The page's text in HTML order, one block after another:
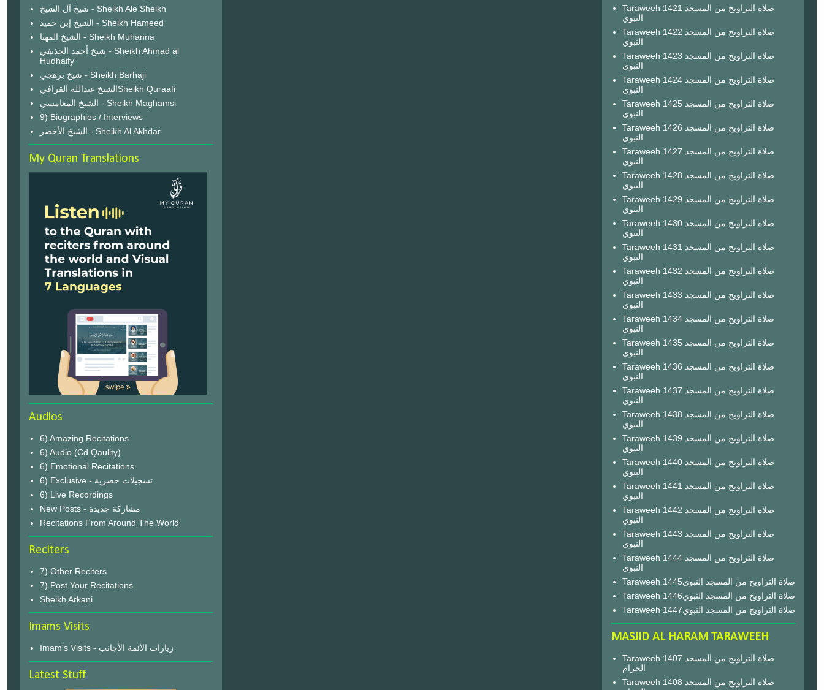
شيخ آل الشيخ - Sheikh Ale Sheikh
الشيخ إبن حميد - Sheikh Hameed
الشيخ المهنا - Sheikh Muhanna
شيخ أحمد الحذيفي - Sheikh Ahmad al
Hudhaify
شيخ برهجي - Sheikh Barhaji
الشيخ عبدالله القرافيSheikh Quraafi
الشيخ المغامسي - Sheikh Maghamsi
9) Biographies / Interviews
الشيخ الأخضر - Sheikh Al Akhdar
My Quran Translations
Audios
6) Amazing Recitations
6) Audio (Cd Qaulity)
6) Emotional Recitations
6) Exclusive - تسجيلات حصرية
6) Live Recordings
New Posts - مشاركة جديدة
Recitations From Around The World
Reciters
7) Other Reciters
7) Post Your Recitations
Sheikh Arkani
Imams Visits
Imam's Visits - زيارات الأئمة الأجانب
Latest Stuff
Taraweeh 1421 صلاة التراويح من المسجد
النبوي
Taraweeh 1422 صلاة التراويح من المسجد
النبوي
Taraweeh 1423 صلاة التراويح من المسجد
النبوي
Taraweeh 1424 صلاة التراويح من المسجد
النبوي
Taraweeh 1425 صلاة التراويح من المسجد
النبوي
Taraweeh 1426 صلاة التراويح من المسجد
النبوي
Taraweeh 1427 صلاة التراويح من المسجد
النبوي
Taraweeh 1428 صلاة التراويح من المسجد
النبوي
Taraweeh 1429 صلاة التراويح من المسجد
النبوي
Taraweeh 1430 صلاة التراويح من المسجد
النبوي
Taraweeh 1431 صلاة التراويح من المسجد
النبوي
Taraweeh 1432 صلاة التراويح من المسجد
النبوي
Taraweeh 1433 صلاة التراويح من المسجد
النبوي
Taraweeh 1434 صلاة التراويح من المسجد
النبوي
Taraweeh 1435 صلاة التراويح من المسجد
النبوي
Taraweeh 1436 صلاة التراويح من المسجد
النبوي
Taraweeh 1437 صلاة التراويح من المسجد
النبوي
Taraweeh 1438 صلاة التراويح من المسجد
النبوي
Taraweeh 1439 صلاة التراويح من المسجد
النبوي
Taraweeh 1440 صلاة التراويح من المسجد
النبوي
Taraweeh 1441 صلاة التراويح من المسجد
النبوي
Taraweeh 1442 صلاة التراويح من المسجد
النبوي
Taraweeh 1443 صلاة التراويح من المسجد
النبوي
Taraweeh 1444 صلاة التراويح من المسجد
النبوي
Taraweeh 1445صلاة التراويح من المسجد النبوي
Taraweeh 1446صلاة التراويح من المسجد النبوي
Taraweeh 1447صلاة التراويح من المسجد النبوي
MASJID AL HARAM TARAWEEH
Taraweeh 1407 صلاة التراويح من المسجد
الحرام
Taraweeh 1408 صلاة التراويح من المسجد